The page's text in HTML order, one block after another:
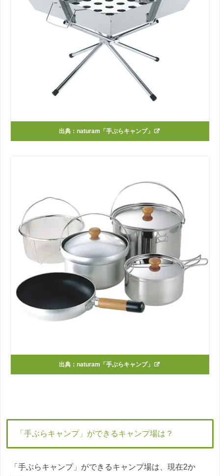
出典： naturam「手ぶらキャンプ」
出典： naturam「手ぶらキャンプ」
「手ぶらキャンプ」ができるキャンプ場は？
「手ぶらキャンプ」ができるキャンプ場は、現在2か